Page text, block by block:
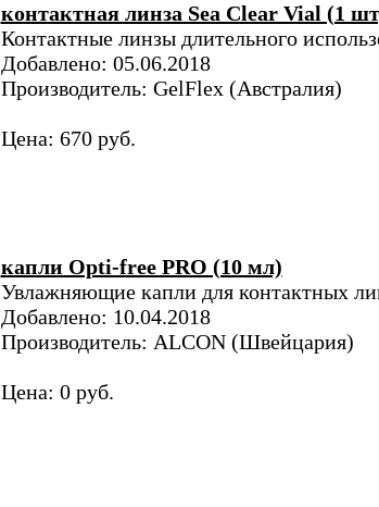
контактная линза Sea Clear Vial (1
Контактные линзы длительного
Добавлено: 05.06.2018
Производитель: GelFlex (Австралия)
Цена: 670 руб.
капли Opti-free PRO (10 мл)
Увлажняющие капли для контактных
Добавлено: 10.04.2018
Производитель: ALCON (Швейцария)
Цена: 0 руб.